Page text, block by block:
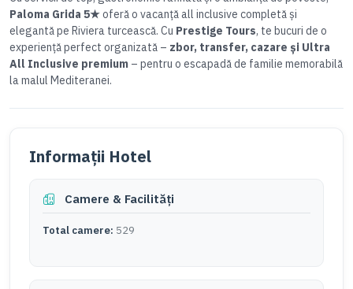
Paloma Grida 5★oferă o vacanță all inclusive completă și
elegantă pe Riviera turcească. Cu Prestige Tours, te bucuri de o
experiență perfect organizată – zbor, transfer, cazare și Ultra
All Inclusive premium – pentru o escapadă de familie memorabilă
la malul Mediteranei.
Informații Hotel
Camere & Facilități
Total camere: 529